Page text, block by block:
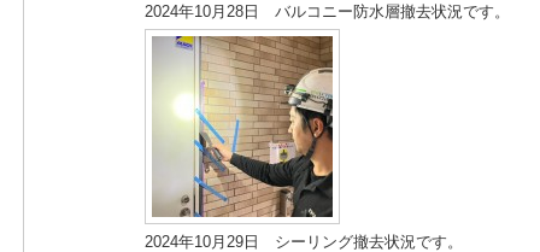
2024年10月28日 バルコニー防水層撤去状況です。
2024年10月29日 シーリング撤去状況です。